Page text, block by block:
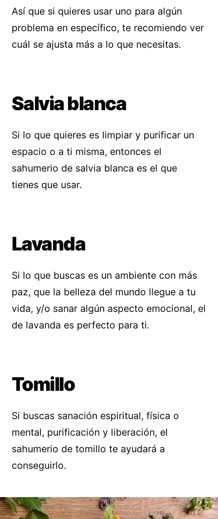
Así que si quieres usar uno para algún
problema en específico, te recomiendo ver
cuál se ajusta más a lo que necesitas.
Salvia blanca
Si lo que quieres es limpiar y purificar un
espacio o a ti misma, entonces el
sahumerio de salvia blanca es el que
tienes que usar.
Lavanda
Si lo que buscas es un ambiente con más
paz, que la belleza del mundo llegue a tu
vida, y/o sanar algún aspecto emocional, el
de lavanda es perfecto para ti.
Tomillo
Si buscas sanación espiritual, física o
mental, purificación y liberación, el
sahumerio de tomillo te ayudará a
conseguirlo.